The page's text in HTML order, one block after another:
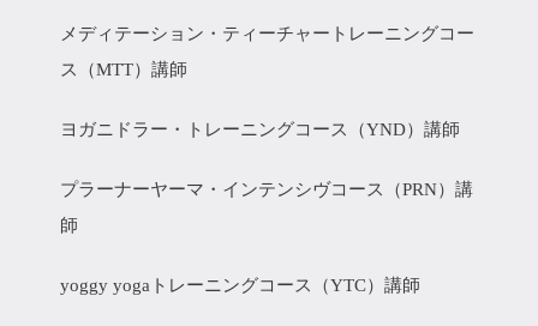
メディテーション・ティーチャートレーニングコー
ス（MTT）講師
ヨガニドラー・トレーニングコース（YND）講師
プラーナーヤーマ・インテンシヴコース（PRN）講
師
yoggy yogaトレーニングコース（YTC）講師